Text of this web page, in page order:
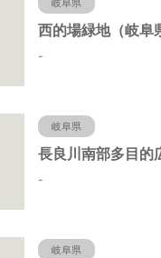
岐阜県
-
岐阜県
-
岐阜県